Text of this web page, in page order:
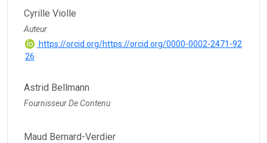
Cyrille Violle
Auteur
https://orcid.org/https://orcid.org/0000-0002-2471-92
26
Astrid Bellmann
Fournisseur De Contenu
Maud Bernard-Verdier